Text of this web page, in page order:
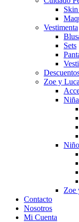
Vestimenta
Sets
Zoe y
Zoe
Contacto
Nosotros
Mi Cuenta